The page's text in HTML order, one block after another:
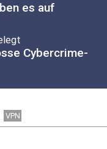
es auf
Cybercrime-
VPN